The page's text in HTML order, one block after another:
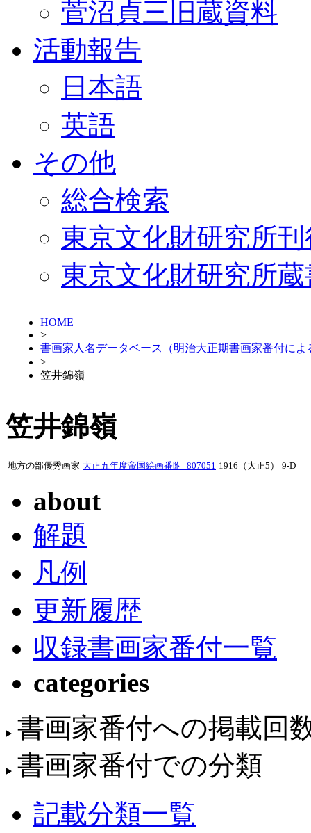
菅沼貞三旧蔵資料
活動報告
日本語
英語
その他
総合検索
東京文化財研究所
東京文化財研究所
HOME
>
書画家人名データベース（明治大正期書画家番付によ
>
笠井錦嶺
笠井錦嶺
地方の部優秀画家 大正五年度帝国絵画番附_807051 1916（大正5） 9-D
about
解題
凡例
更新履歴
収録書画家番付一覧
categories
書画家番付への掲載回
書画家番付での分類
記載分類一覧